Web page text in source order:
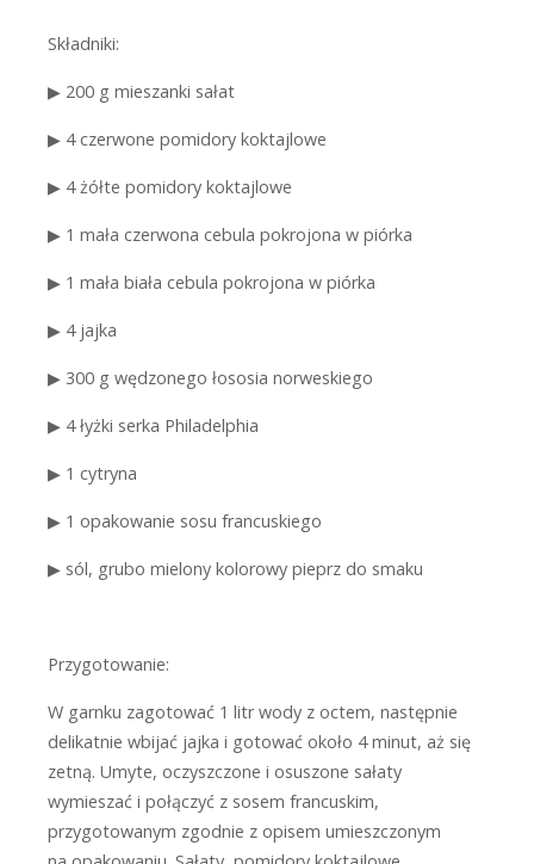
Składniki:
▶ 200 g mieszanki sałat
▶ 4 czerwone pomidory koktajlowe
▶ 4 żółte pomidory koktajlowe
▶ 1 mała czerwona cebula pokrojona w piórka
▶ 1 mała biała cebula pokrojona w piórka
▶ 4 jajka
▶ 300 g wędzonego łososia norweskiego
▶ 4 łyżki serka Philadelphia
▶ 1 cytryna
▶ 1 opakowanie sosu francuskiego
▶ sól, grubo mielony kolorowy pieprz do smaku
Przygotowanie:
W garnku zagotować 1 litr wody z octem, następnie
delikatnie wbijać jajka i gotować około 4 minut, aż się
zetną. Umyte, oczyszczone i osuszone sałaty
wymieszać i połączyć z sosem francuskim,
przygotowanym zgodnie z opisem umieszczonym